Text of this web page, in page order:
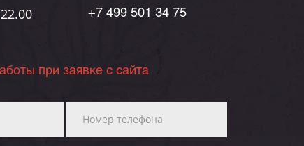
+7 499 501 34 75
при заявке с сайта